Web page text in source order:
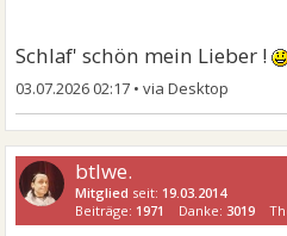
Schlaf' schön mein Lieber !
03.07.2026 02:17 •
btlwe.
Mitglied seit: 19.03.2014
Beiträge: 1971 Danke:3019